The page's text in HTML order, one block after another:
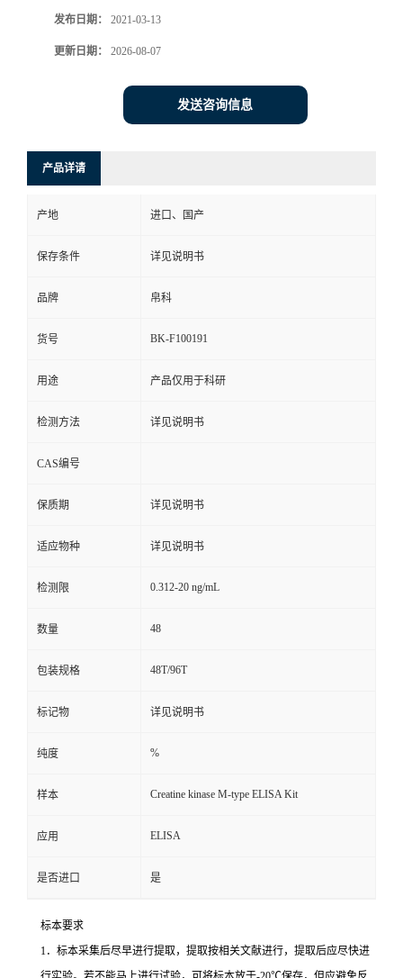
发布日期： 2021-03-13
更新日期： 2026-08-07
发送咨询信息
产品详请
产地 进口、国产
保存条件 详见说明书
品牌 帛科
货号 BK-F100191
用途 产品仅用于科研
检测方法 详见说明书
CAS编号
保质期 详见说明书
适应物种 详见说明书
检测限 0.312-20 ng/mL
数量 48
包装规格 48T/96T
标记物 详见说明书
纯度 %
样本 Creatine kinase M-type ELISA Kit
应用 ELISA
是否进口 是
标本要求
1．标本采集后尽早进行提取，提取按相关文献进行，提取后应尽快进